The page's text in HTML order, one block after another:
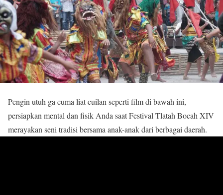
Pengin utuh ga cuma liat cuilan seperti film di bawah ini,
persiapkan mental dan fisik Anda saat Festival Tlatah Bocah XIV
merayakan seni tradisi bersama anak-anak dari berbagai daerah.